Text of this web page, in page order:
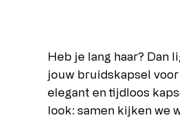
Heb je lang haar? Dan
jouw bruidskapsel
elegant en tijdloos
look: samen kijken we